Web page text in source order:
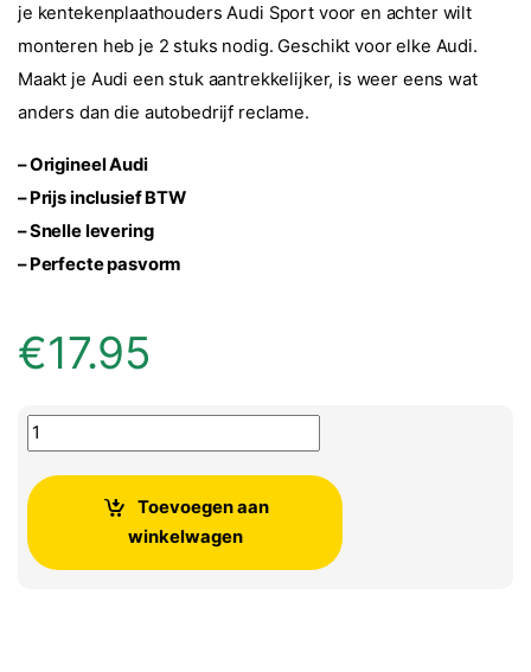
je kentekenplaathouders Audi Sport voor en achter wilt
monteren heb je 2 stuks nodig. Geschikt voor elke Audi.
Maakt je Audi een stuk aantrekkelijker, is weer eens wat
anders dan die autobedrijf reclame.
– Origineel Audi
– Prijs inclusief BTW
–Snelle levering
–Perfecte pasvorm
€17.95
Audi kentekenplaat houder 'Audi Sport' aantal
Toevoegen aan
winkelwagen